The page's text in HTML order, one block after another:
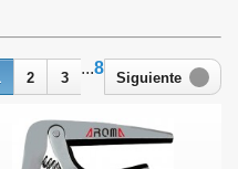
2 3
...8
Siguiente